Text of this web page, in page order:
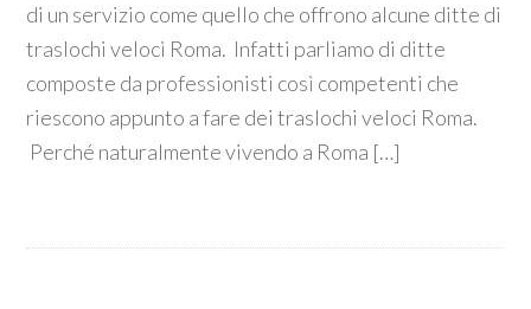
di un servizio come quello che offrono alcune ditte di
traslochi veloci Roma. Infatti parliamo di ditte
composte da professionisti così competenti che
riescono appunto a fare dei traslochi veloci Roma.
Perché naturalmente vivendo a Roma […]